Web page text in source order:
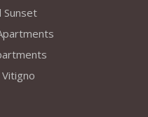
Sunset